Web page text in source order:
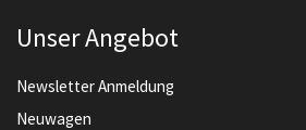
Unser Angebot
Newsletter Anmeldung
Neuwagen